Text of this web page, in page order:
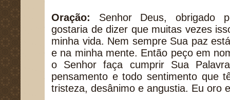
Oração: Senhor Deus, obrigado
gostaria de dizer que muitas vezes
minha vida. Nem sempre Sua paz
e na minha mente. Então peço em
o Senhor faça cumprir Sua
pensamento e todo sentimento que
tristeza, desânimo e angustia. Eu oro